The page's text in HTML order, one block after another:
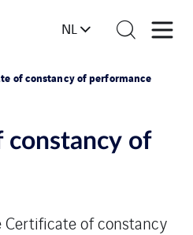
NL
of constancy of performance
of
of constancy